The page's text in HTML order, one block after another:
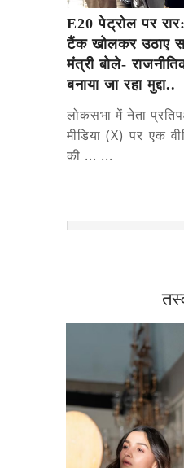
E20 पेट्रोल पर
टैंक खोलकर उठाए
मंत्री बोले-
बनाया जा रहा मुद्दा..
लोकसभा में नेता
मीडिया (X) पर एक
की ... ...